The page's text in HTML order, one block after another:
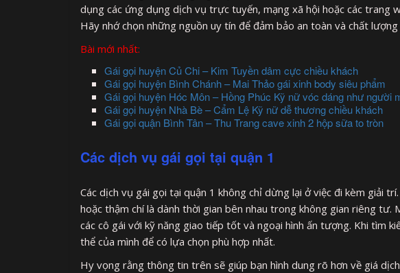
dụng các ứng dụng dịch vụ trực tuyến, mạng xã hội hoặc các trang
Hãy nhớ chọn những nguồn uy tín để đảm bảo an toàn và chất lượng
Bài mới nhất:
Gái gọi huyện Củ Chi – Kim Tuyền dâm cực chiều khách
Gái gọi huyện Bình Chánh – Mai Thảo gái xinh body siêu phẩm
Gái gọi huyện Hóc Môn – Hồng Phúc Kỹ nữ vóc dáng như người
Gái gọi huyện Nhà Bè – Cẩm Lệ Kỹ nữ dễ thương chiều khách
Gái gọi quận Bình Tân – Thu Trang cave xinh 2 hộp sữa to tròn
Các dịch vụ gái gọi tại quận 1
Các dịch vụ gái gọi tại quận 1 không chỉ dừng lại ở việc đi kèm giải
hoặc thậm chí là dành thời gian bên nhau trong không gian riêng
các cô gái với kỹ năng giao tiếp tốt và ngoại hình ấn tượng. Khi tìm
thể của mình để có lựa chọn phù hợp nhất.
Hy vọng rằng thông tin trên sẽ giúp bạn hình dung rõ hơn về giá